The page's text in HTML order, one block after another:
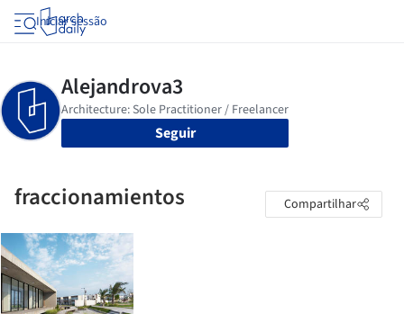
Iniciar sessão
Seguir
fraccionamientos Compartilhar